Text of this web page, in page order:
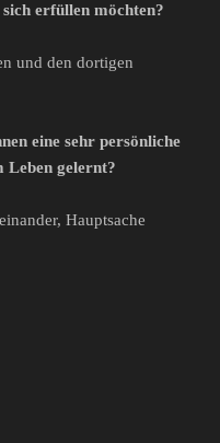
erfüllen möchten?
und den dortigen
eine sehr persönliche
Leben gelernt?
Hauptsache